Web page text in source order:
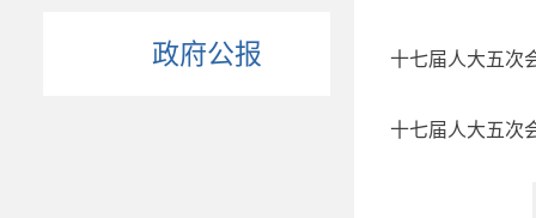
政府公报 十七届人大五次
十七届人大五次